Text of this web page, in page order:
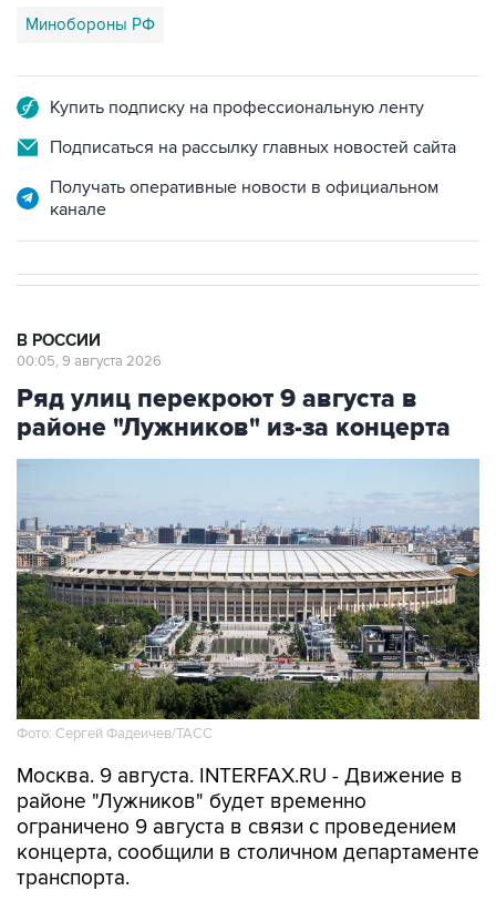
Минобороны РФ
Купить подписку на профессиональную ленту
Подписаться на рассылку главных новостей сайта
Получать оперативные новости в официальном
канале
В РОССИИ
00:05, 9 августа 2026
Ряд улиц перекроют 9 августа в
районе "Лужников" из-за концерта
Фото: Сергей Фадеичев/ТАСС
Москва. 9 августа. INTERFAX.RU - Движение в
районе "Лужников" будет временно
ограничено 9 августа в связи с проведением
концерта, сообщили в столичном департаменте
транспорта.